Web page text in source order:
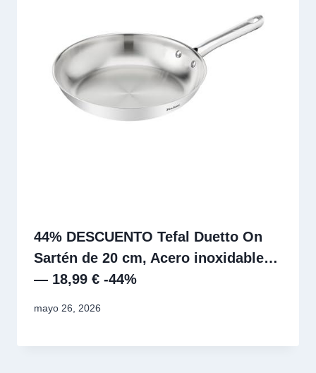
44% DESCUENTO Tefal Duetto On
Sartén de 20 cm, Acero inoxidable…
— 18,99 € -44%
mayo 26, 2026